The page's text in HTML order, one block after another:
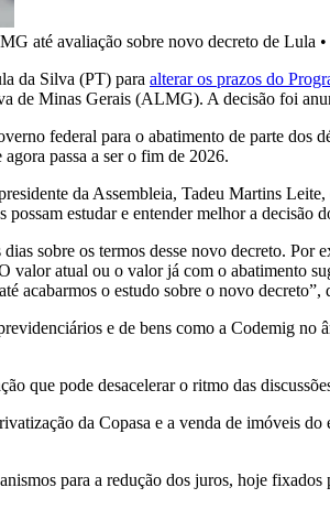
até avaliação sobre novo decreto de Lula •
da Silva (PT) para alterar os prazos do
de Minas Gerais (ALMG). A decisão foi
federal para o abatimento de parte
passa a ser o fim de 2026.
da Assembleia, Tadeu Martins
estudar e entender melhor a decisão
sobre os termos desse novo decreto.
valor atual ou o valor já com o abatimento
acabarmos o estudo sobre o novo decreto”,
e de bens como a Codemig
que pode desacelerar o ritmo das
da Copasa e a venda de imóveis
para a redução dos juros, hoje